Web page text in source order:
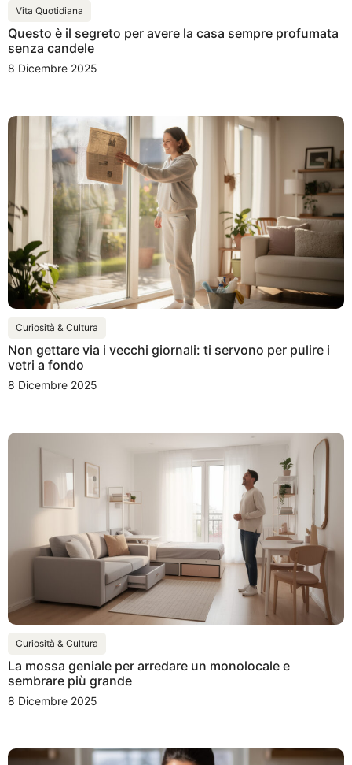
Vita Quotidiana
Questo è il segreto per avere la casa sempre profumata
senza candele
8 Dicembre 2025
Curiosità & Cultura
Non gettare via i vecchi giornali: ti servono per pulire i
vetri a fondo
8 Dicembre 2025
Curiosità & Cultura
La mossa geniale per arredare un monolocale e
sembrare più grande
8 Dicembre 2025